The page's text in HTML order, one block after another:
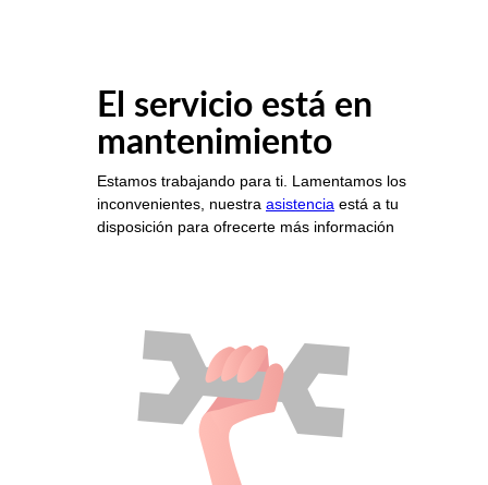
El servicio está en
mantenimiento
Estamos trabajando para ti. Lamentamos los
inconvenientes, nuestra asistencia está a tu
disposición para ofrecerte más información